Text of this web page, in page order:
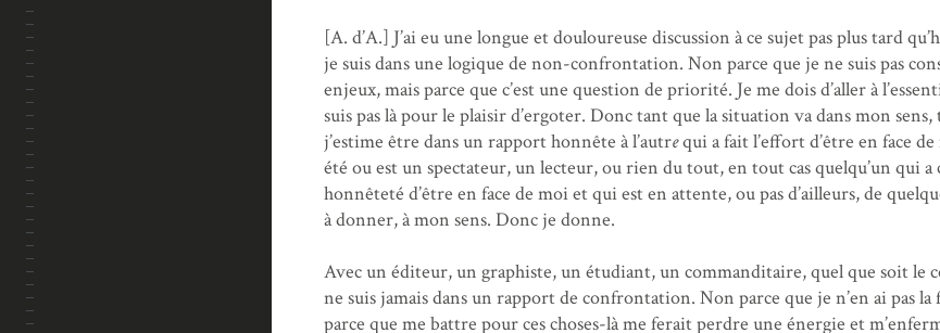
[A. d’A.] J’ai eu une longue et douloureuse discussion à ce sujet pas plus tard
je suis dans une logique de non-confrontation. Non parce que je ne suis pas
enjeux, mais parce que c’est une question de priorité. Je me dois d’aller à
suis pas là pour le plaisir d’ergoter. Donc tant que la situation va dans mon sens,
j’estime être dans un rapport honnête à l’autrequi a fait l’effort d’être en face
été ou est un spectateur, un lecteur, ou rien du tout, en tout cas quelqu’un qui a
honnêteté d’être en face de moi et qui est en attente, ou pas d’ailleurs, de
à donner, à mon sens. Donc je donne.
Avec un éditeur, un graphiste, un étudiant, un commanditaire, quel que soit le
ne suis jamais dans un rapport de confrontation. Non parce que je n’en ai pas la
parce que me battre pour ces choses-là me ferait perdre une énergie et